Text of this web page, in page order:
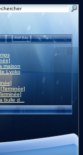
maison
Lyoko
bulle d...